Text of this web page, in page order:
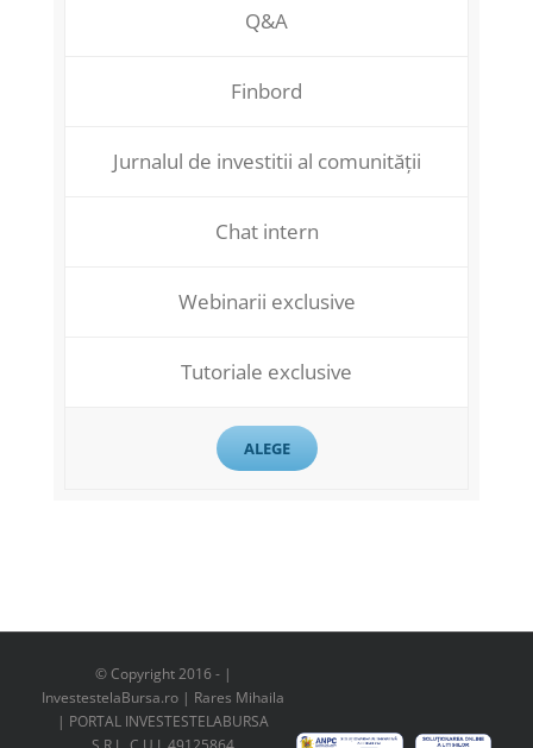
Q&A
Finbord
Jurnalul de investitii al comunității
Chat intern
Webinarii exclusive
Tutoriale exclusive
ALEGE
© Copyright 2016 - |
InvestestelaBursa.ro | Rares Mihaila
| PORTAL INVESTESTELABURSA